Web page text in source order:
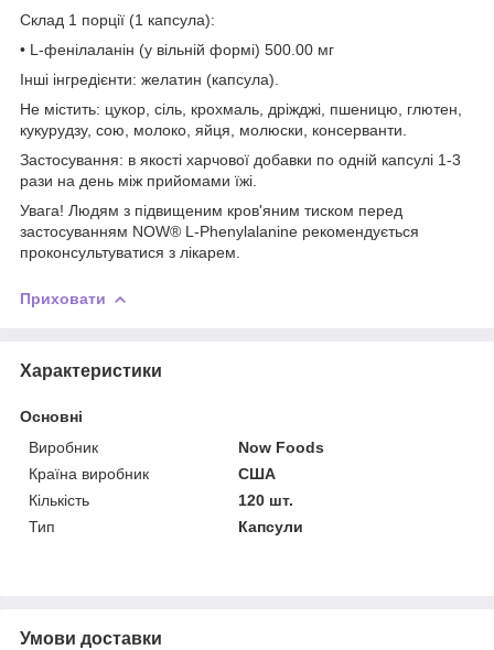
Склад 1 порції (1 капсула):
• L-фенілаланін (у вільній формі) 500.00 мг
Інші інгредієнти: желатин (капсула).
Не містить: цукор, сіль, крохмаль, дріжджі, пшеницю, глютен,
кукурудзу, сою, молоко, яйця, молюски, консерванти.
Застосування: в якості харчової добавки по одній капсулі 1-3
рази на день між прийомами їжі.
Увага! Людям з підвищеним кров'яним тиском перед
застосуванням NOW® L-Phenylalanine рекомендується
проконсультуватися з лікарем.
Приховати
Характеристики
Основні
Виробник
Now Foods
Країна виробник
США
Кількість
120 шт.
Тип
Капсули
Умови доставки